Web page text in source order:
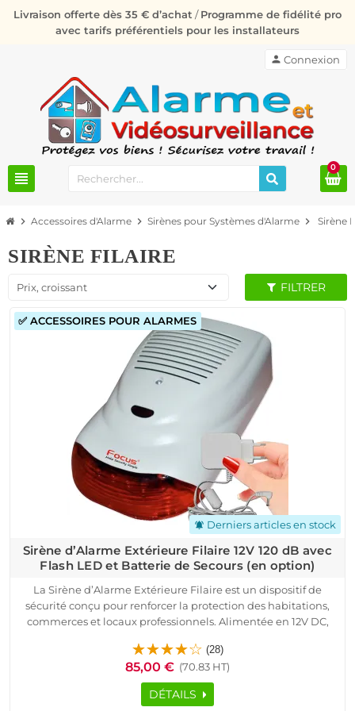
Livraison offerte dès 35 € d’achat /Programme de fidélité pro
avec tarifs préférentiels pour les installateurs
view_headline
person Connexion
0
chevron_right Accessoires d'Alarme chevron_right Sirènes pour Systèmes d'Alarme chevron_right Sirène
SIRÈNE FILAIRE
Prix, croissant FILTRER
notifications_active Derniers articles en stock
✅ ACCESSOIRES POUR ALARMES
Sirène d’Alarme Extérieure Filaire 12V 120 dB avec
Flash LED et Batterie de Secours (en option)
La Sirène d’Alarme Extérieure Filaire est un dispositif de
sécurité conçu pour renforcer la protection des habitations,
commerces et locaux professionnels. Alimentée en 12V DC,
puissant capable d’atteindre 120 dB, permettant de signaler
immédiatement toute intrusion. Son flash LED lumineux
améliore la visibilité de l’alerte et facilite l’identification de
l’origine de l’alarme. Grâce à sa conception robuste et à sa
(28)
85,00 € (70.83 HT)
DÉTAILS